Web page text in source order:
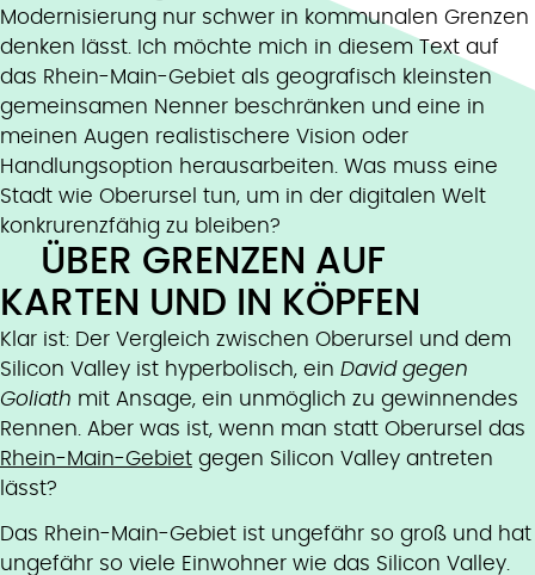
Modernisierung nur schwer in kommunalen Grenzen
denken lässt. Ich möchte mich in diesem Text auf
das Rhein-Main-Gebiet als geografisch kleinsten
gemeinsamen Nenner beschränken und eine in
meinen Augen realistischere Vision oder
Handlungsoption herausarbeiten. Was muss eine
Stadt wie Oberursel tun, um in der digitalen Welt
konkrurenzfähig zu bleiben?
ÜBER GRENZEN AUF
KARTEN UND IN KÖPFEN
Klar ist: Der Vergleich zwischen Oberursel und dem
Silicon Valley ist hyperbolisch, ein David gegen
Goliath mit Ansage, ein unmöglich zu gewinnendes
Rennen. Aber was ist, wenn man statt Oberursel das
Rhein-Main-Gebiet gegen Silicon Valley antreten
lässt?
Das Rhein-Main-Gebiet ist ungefähr so groß und hat
ungefähr so viele Einwohner wie das Silicon Valley.